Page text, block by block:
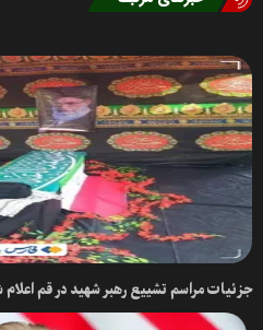
جزئیات مراسم تشییع رهبر شهید در قم اعلام